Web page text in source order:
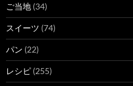
ご当地 (34)
スイーツ (74)
パン (22)
レシピ (255)